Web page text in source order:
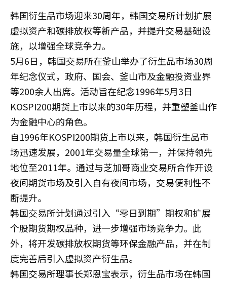
韩国衍生品市场迎来30周年，韩国交易所计划扩展
虚拟资产和碳排放权等新产品，并提升交易基础设
施，以增强全球竞争力。
5月6日，韩国交易所在釜山举办了衍生品市场30周
年纪念仪式，政府、国会、釜山市及金融投资业界
等200余人出席。活动旨在纪念1996年5月3日
KOSPI200期货上市以来的30年历程，并重塑釜山作
为金融中心的角色。
自1996年KOSPI200期货上市以来，韩国衍生品市
场迅速发展，2001年交易量全球第一，并保持领先
地位至2011年。通过与芝加哥商业交易所合作开设
夜间期货市场及引入自有夜间市场，交易便利性不
断提升。
韩国交易所计划通过引入“零日到期”期权和扩展
个股期货期权品种，进一步增强市场竞争力。此
外，将开发碳排放权期货等环保金融产品，并在制
度完善后引入虚拟资产衍生品。
韩国交易所理事长郑恩宝表示，衍生品市场在韩国